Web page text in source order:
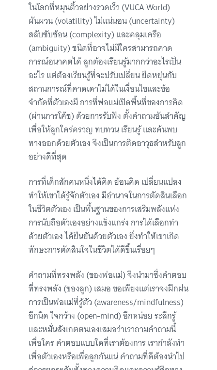
ในโลกที่หมุนติ้วอย่างรวดเร็ว (VUCA World)
ผันผวน (volatility) ไม่แน่นอน (uncertainty)
สลับซับซ้อน (complexity) และคลุมเครือ
(ambiguity) ชนิดที่อาจไม่มีใครสามารถคาด
การณ์อนาคตได้ ลูกต้องเรียนรู้มากกว่าอะไรเป็น
อะไร แต่ต้องเรียนรู้ที่จะปรับเปลี่ยน ยืดหยุ่นกับ
สถานการณ์ที่คาดเดาไม่ได้ในเงื่อนไขและข้อ
จำกัดที่ตัวเองมี การที่พ่อแม่เปิดพื้นที่ของการคิด
(ผ่านการโค้ช) ด้วยการรับฟัง ตั้งคำถามอันสำคัญ
เพื่อให้ลูกใคร่ครวญ ทบทวน เรียนรู้ และค้นพบ
ทางออกด้วยตัวเอง จึงเป็นการติดอาวุธสำหรับลูก
อย่างดีที่สุด
การที่เด็กสักคนหนึ่งได้คิด ย้อนคิด เปลี่ยนแปลง
ทำให้เขาได้รู้จักตัวเอง มีอำนาจในการตัดสินเลือก
ในชีวิตตัวเอง เป็นพื้นฐานของการเสริมพลังแห่ง
การนับถือตัวเองอย่างแข็งแกร่ง การได้เลือกทำ
ด้วยตัวเอง ได้ยืนยันด้วยตัวเอง ยิ่งทำให้เขาเกิด
ทักษะการตัดสินใจในชีวิตได้ดีขึ้นเรื่อยๆ
คำถามที่ทรงพลัง (ของพ่อแม่) จึงนำมาซึ่งคำตอบ
ที่ทรงพลัง (ของลูก) เสมอ ขอเพียงแต่เราจงฝึกฝน
การเป็นพ่อแม่ที่รู้ตัว (awareness/mindfulness)
อีกนิด ใจกว้าง (open-mind) อีกหน่อย ระลึกรู้
และหมั่นสังเกตตนเองเสมอว่าเราถามคำถามนี้
เพื่อใคร คำตอบแบบใดที่เราต้องการ เรากำลังทำ
เพื่อตัวเองหรือเพื่อลูกกันแน่ คำถามที่ดีต้องนำไป